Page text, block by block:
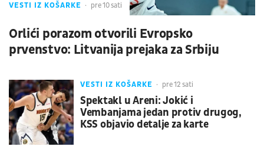
VESTI IZ KOŠARKE pre 10 sati
Orlići porazom otvorili Evropsko
prvenstvo: Litvanija prejaka za Srbiju
VESTI IZ KOŠARKE pre 12 sati
Spektakl u Areni: Jokić i
Vembanjama jedan protiv drugog,
KSS objavio detalje za karte